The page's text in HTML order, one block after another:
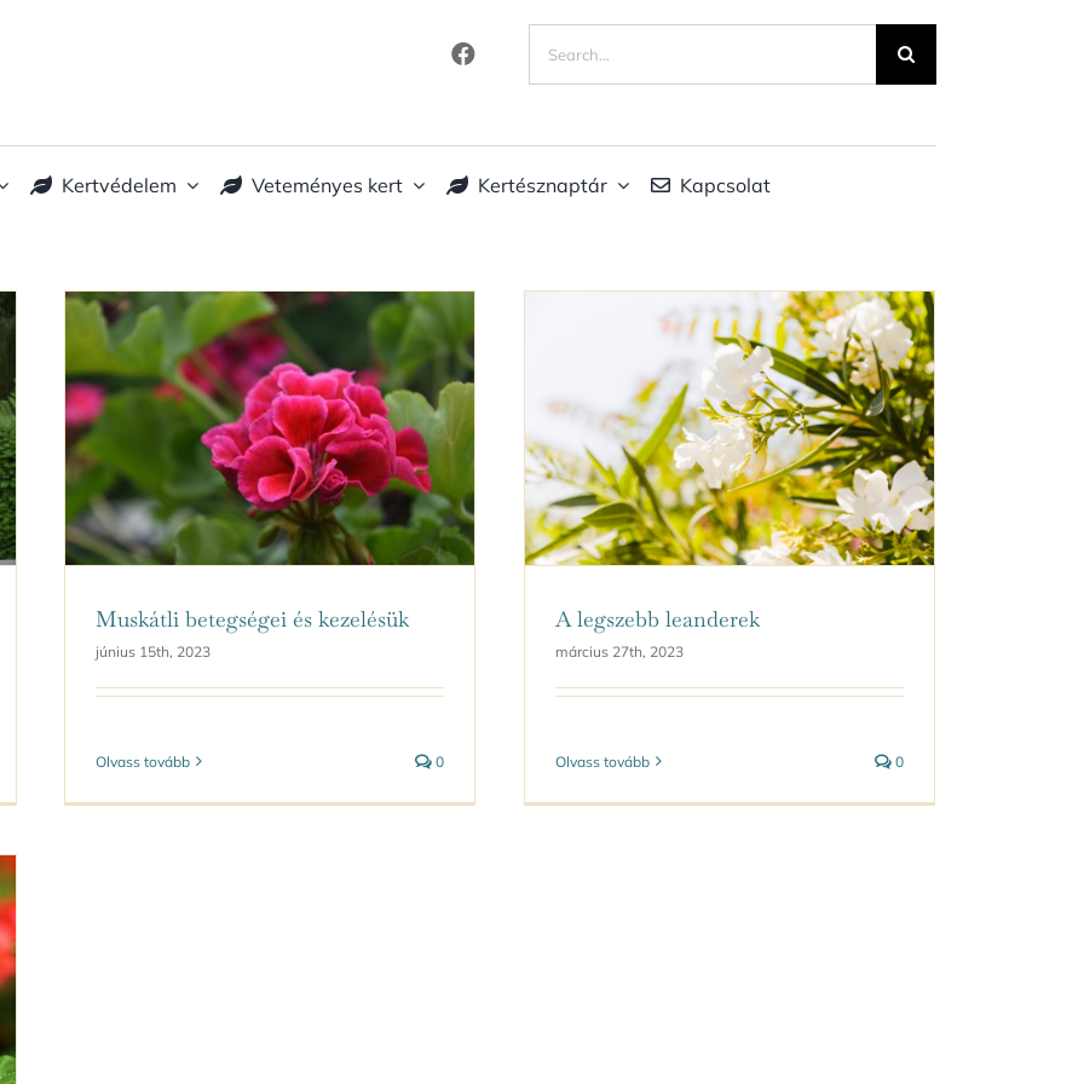
Kertvédelem Veteményes kert Kertésznaptár Kapcsolat
Muskátli betegségei és kezelésük
június 15th, 2023
Olvass tovább 0
A legszebb leanderek
március 27th, 2023
Olvass tovább 0